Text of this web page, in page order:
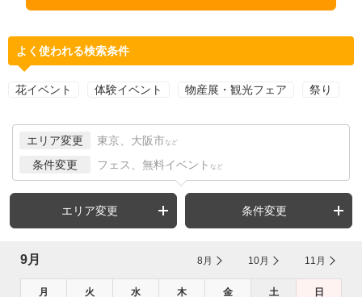
よく使われる検索条件
花イベント 体験イベント 物産展・観光フェア 祭り
エリア変更 東京、大阪市 など
条件変更 フェス、無料イベント など
エリア変更 条件変更
9月 8月 10月 11月
月 火 水 木 金 土 日